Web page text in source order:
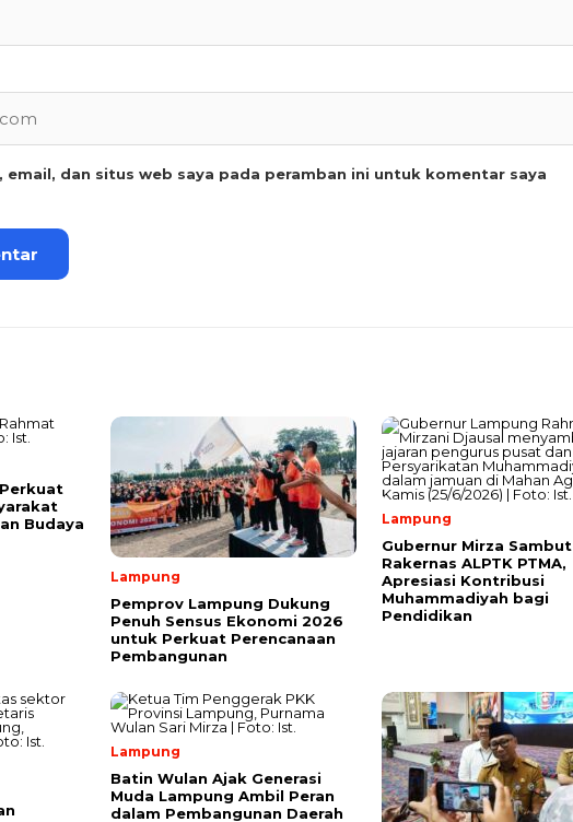
email, dan situs web saya pada peramban ini untuk komentar saya
Budaya
Lampung
Pemprov Lampung Dukung
Penuh Sensus Ekonomi 2026
untuk Perkuat Perencanaan
Pembangunan
Lampung
Gubernur Mirza Sambut
Rakernas ALPTK PTMA,
Apresiasi Kontribusi
Muhammadiyah bagi
Pendidikan
Lampung
Batin Wulan Ajak Generasi
Muda Lampung Ambil Peran
dalam Pembangunan Daerah